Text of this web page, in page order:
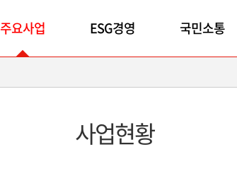
주요사업 ESG경영 국민소통
사업현황